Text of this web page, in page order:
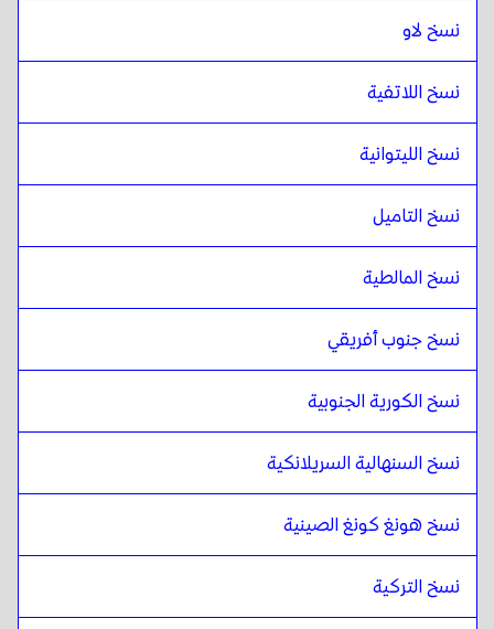
نسخ لاو
نسخ اللاتفية
نسخ الليتوانية
نسخ التاميل
نسخ المالطية
نسخ جنوب أفريقي
نسخ الكورية الجنوبية
نسخ السنهالية السريلانكية
نسخ هونغ كونغ الصينية
نسخ التركية